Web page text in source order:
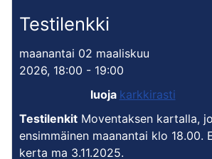
Testilenkki
maanantai 02 maaliskuu
2026, 18:00 - 19:00
luoja karkkirasti
Testilenkit Moventaksen kartalla,
ensimmäinen maanantai klo 18.00.
kerta ma 3.11.2025.